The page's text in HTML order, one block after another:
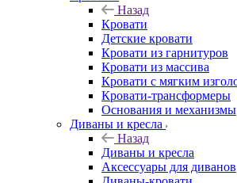
Назад
Кровати
Детские кровати
Кровати из гарнитуров
Кровати из массива
Кровати с мягким
Кровати-трансформеры
Основания и механизмы
Диваны и кресла
Назад
Диваны и кресла
Аксессуары для диванов